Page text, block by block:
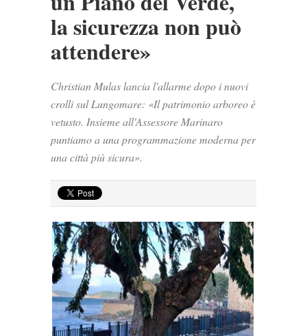
la sicurezza non può
attendere»
Christian Mulas lancia l'allarme dopo i nuovi
crolli sul Lungomare: «Il patrimonio arboreo è
vetusto. Insieme all'Assessore Marinaro
puntiamo a una programmazione moderna per
una città più sicura».